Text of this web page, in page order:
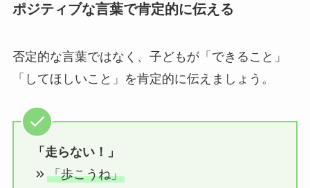
ポジティブな言葉で肯定的に伝える
否定的な言葉ではなく、子どもが「できること」
「してほしいこと」を肯定的に伝えましょう。
「走らない！」
「歩こうね」